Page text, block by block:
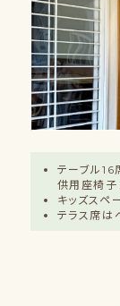
テーブル16
供用座椅子
キッズスペ
テラス席は